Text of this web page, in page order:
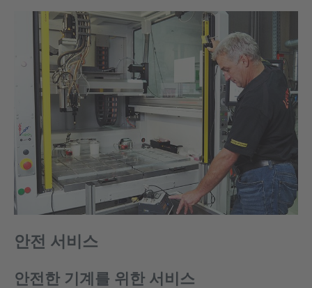
안전 서비스
안전한 기계를 위한 서비스